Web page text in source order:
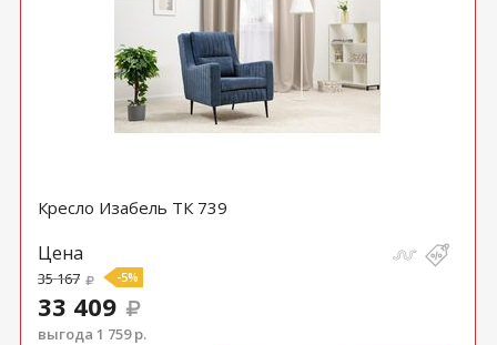
Кресло Изабель ТК 739
Цена
35 167 -5%
33 409
выгода 1 759 р.